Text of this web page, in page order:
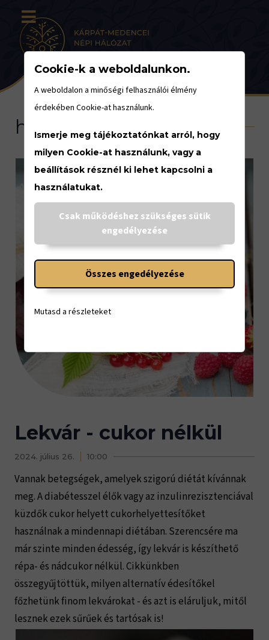
hasznos tudás
Lekvár - cukor nélkül
2024. július 26. 10:00
Vannak betegségek, amelyek szigorú diétát kívánnak
meg. A diabétesszel élők vagy az inzulinrezisztenciával
küzdők cukor helyett cukorhelyettesítőket
használnak a mindennapi diétában. Szerencsére ma
már szinte minden édesség, így lekvár is készíthető
répa- és nádcukor nélkül. Cikkünkben
összegyűjtöttük, milyen alternatív édesítőkel
főzhetünk finom lekvárokat - és azt is eláruljuk, mitől
lesznek ezek sűrűek és tartósak is!
Cookie-k a weboldalunkon.
A weboldalon a minőségi felhasználói élmény
érdekében Cookie-at használunk.
Ismerje meg tájékoztatónkat arról, hogy
milyen Cookie-at használunk, vagy a
beállítások résznél ki lehet kapcsolni a
használatukat.
Csak működéshez szükséges sütik
engedélyezése
Összes engedélyezése
Mutasd a részleteket